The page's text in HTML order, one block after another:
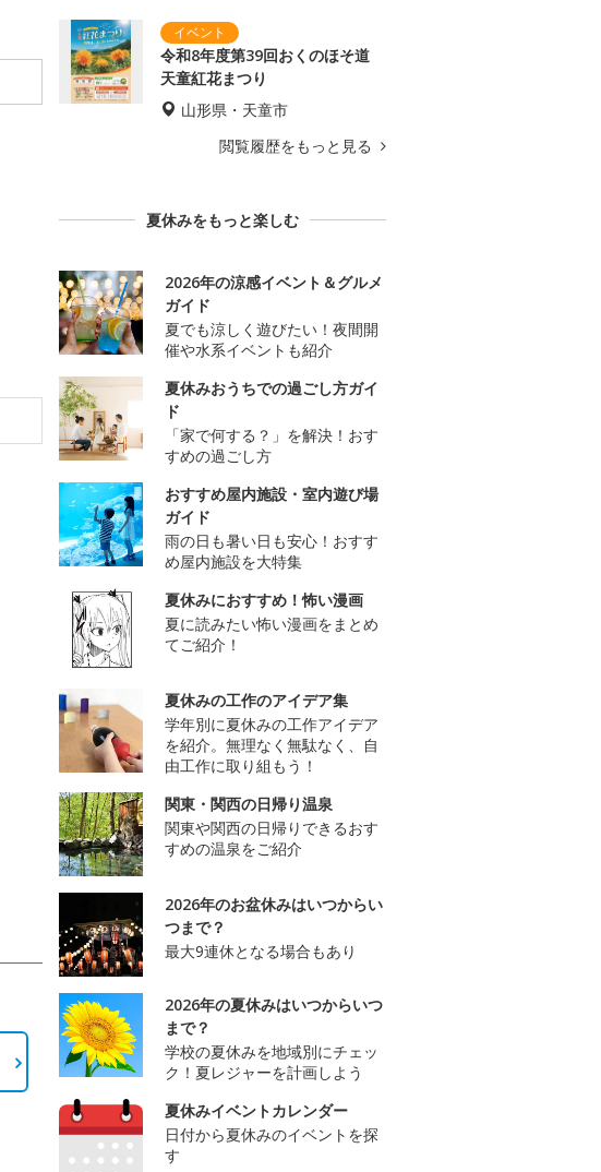
令和8年度第39回おくのほそ道
天童紅花まつり
山形県・天童市
閲覧履歴をもっと見る
夏休みをもっと楽しむ
2026年の涼感イベント＆グルメ
ガイド
夏でも涼しく遊びたい！夜間開
催や水系イベントも紹介
夏休みおうちでの過ごし方ガイ
ド
「家で何する？」を解決！おす
すめの過ごし方
おすすめ屋内施設・室内遊び場
ガイド
雨の日も暑い日も安心！おすす
め屋内施設を大特集
夏休みにおすすめ！怖い漫画
夏に読みたい怖い漫画をまとめ
てご紹介！
夏休みの工作のアイデア集
学年別に夏休みの工作アイデア
を紹介。無理なく無駄なく、自
由工作に取り組もう！
関東・関西の日帰り温泉
関東や関西の日帰りできるおす
すめの温泉をご紹介
2026年のお盆休みはいつからい
つまで？
最大9連休となる場合もあり
2026年の夏休みはいつからいつ
まで？
学校の夏休みを地域別にチェッ
ク！夏レジャーを計画しよう
夏休みイベントカレンダー
日付から夏休みのイベントを探
す